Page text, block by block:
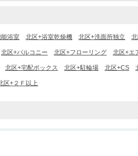
浴室 北区+浴室乾燥機 北区+洗面所独立
北区+バルコニー 北区+フローリング 北区+エ
北区+宅配ボックス 北区+駐輪場 北区+CS
区+２Ｆ以上